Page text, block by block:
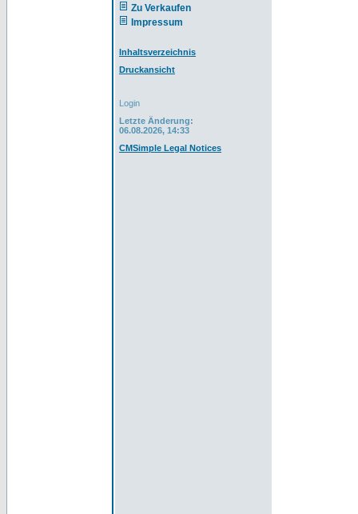
Zu Verkaufen
Impressum
Inhaltsverzeichnis
Druckansicht
Login
Letzte Änderung:
06.08.2026, 14:33
CMSimple Legal Notices